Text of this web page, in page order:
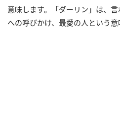
意味します。「ダーリン」は、
への呼びかけ、最愛の人という意